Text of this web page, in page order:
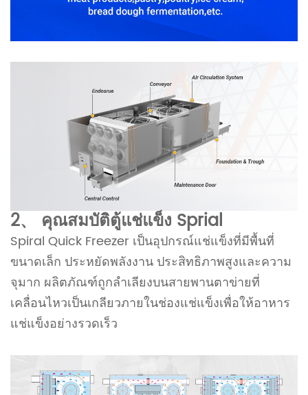
2、 คุณสมบัติตู้แช่แข็ง Sprial
Spiral Quick Freezer เป็นอุปกรณ์แช่แข็งที่มีพื้นที่
ขนาดเล็ก ประหยัดพลังงาน ประสิทธิภาพสูงและความ
จุมาก ผลิตภัณฑ์ถูกลำเลียงบนสายพานตาข่ายที่
เคลื่อนไหวเป็นเกลียวภายในช่องแช่แข็งเพื่อให้อาหาร
แช่แข็งอย่างรวดเร็ว